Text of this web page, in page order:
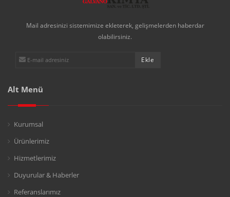
Mail adresinizi sistemimize ekleterek, gelişmelerden haberdar
olabilirsiniz.
Alt Menü
Kurumsal
Ürünlerimiz
Hizmetlerimiz
Duyurular & Haberler
Referanslarımız